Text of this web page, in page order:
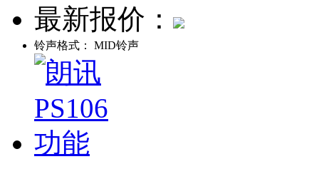
最新报价：
铃声格式： MID铃声